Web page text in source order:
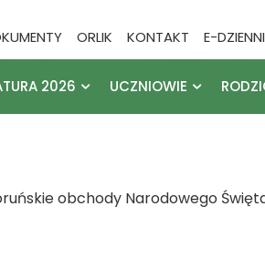
ORLIK KONTAKT E-
2026 UCZNIOWIE
obchody Narodowego